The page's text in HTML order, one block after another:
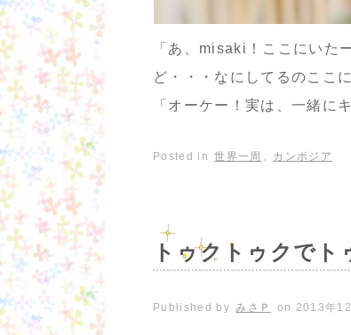
「あ、misaki！ここにいた
ど・・・なにしてるのここ
「オーケー！実は、一緒に
Posted in 世界一周 , カンボジア
トゥクトゥクで
Published by みさＰ on 2013年12